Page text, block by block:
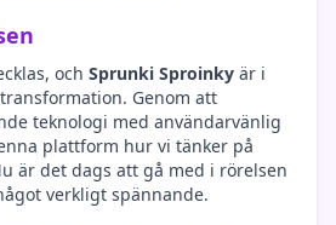
och Sprunki Sproinky är i
Genom att
teknologi med användarvänlig
plattform hur vi tänker på
är det dags att gå med i rörelsen
verkligt spännande.